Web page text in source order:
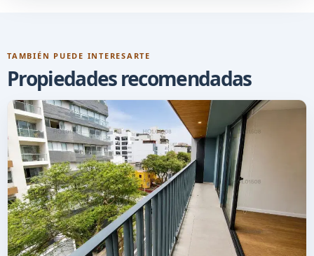
TAMBIÉN PUEDE INTERESARTE
Propiedades recomendadas